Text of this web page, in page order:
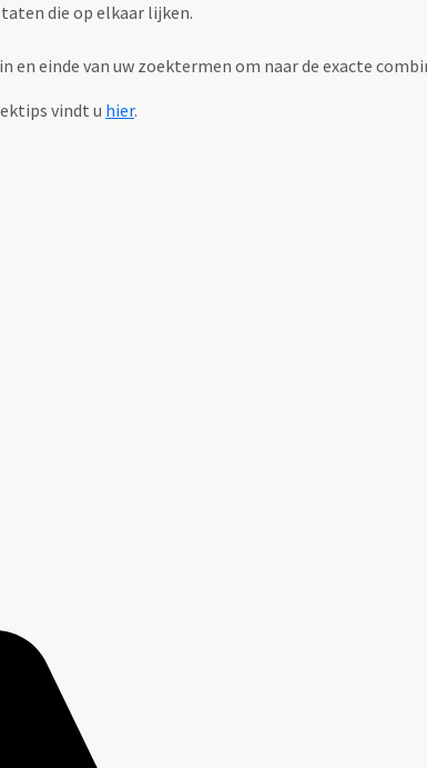
die op elkaar lijken.
en einde van uw zoektermen om naar de exacte
vindt u hier.